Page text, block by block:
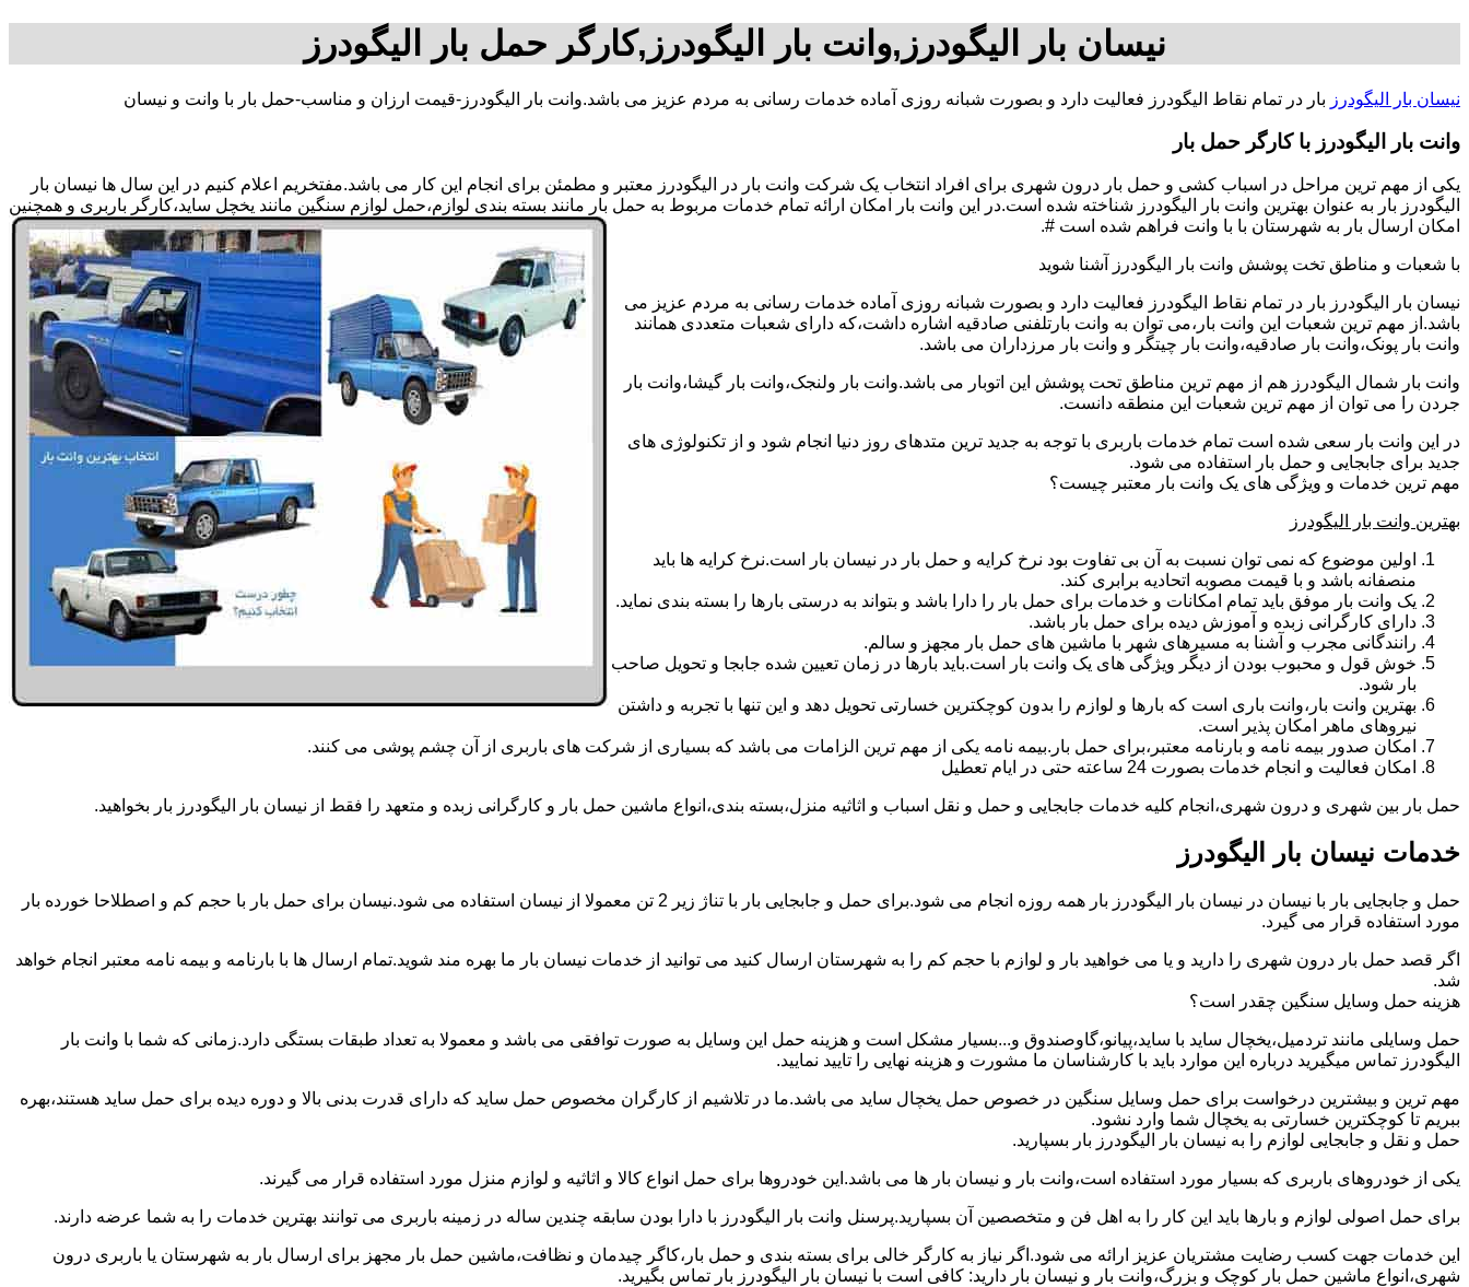
نیسان بار الیگودرز,وانت بار الیگودرز,کارگر حمل بار الیگودرز
نیسان بار الیگودرز بار در تمام نقاط الیگودرز فعالیت دارد و بصورت شبانه روزی آماده خدمات رسانی به مردم عزیز می باشد.وانت بار الیگودرز-قیمت ارزان و مناسب-حمل بار با وانت و نیسان
وانت بار الیگودرز با کارگر حمل بار
یکی از مهم ترین مراحل در اسباب کشی و حمل بار درون شهری برای افراد انتخاب یک شرکت وانت بار در الیگودرز معتبر و مطمئن برای انجام این کار می باشد.مفتخریم اعلام کنیم در این سال ها نیسان بار
الیگودرز بار به عنوان بهترین وانت بار الیگودرز شناخته شده است.در این وانت بار امکان ارائه تمام خدمات مربوط به حمل بار مانند بسته بندی لوازم،حمل لوازم سنگین مانند یخچل ساید،کارگر باربری و همچنین
امکان ارسال بار به شهرستان با با وانت فراهم شده است #.
با شعبات و مناطق تخت پوشش وانت بار الیگودرز آشنا شوید
نیسان بار الیگودرز بار در تمام نقاط الیگودرز فعالیت دارد و بصورت شبانه روزی آماده خدمات رسانی به مردم عزیز می
باشد.از مهم ترین شعبات این وانت بار،می توان به وانت بارتلفنی صادقیه اشاره داشت،که دارای شعبات متعددی همانند
وانت بار پونک،وانت بار صادقیه،وانت بار چیتگر و وانت بار مرزداران می باشد.
وانت بار شمال الیگودرز هم از مهم ترین مناطق تحت پوشش این اتوبار می باشد.وانت بار ولنجک،وانت بار گیشا،وانت بار
جردن را می توان از مهم ترین شعبات این منطقه دانست.
در این وانت بار سعی شده است تمام خدمات باربری با توجه به جدید ترین متدهای روز دنیا انجام شود و از تکنولوژی های
جدید برای جابجایی و حمل بار استفاده می شود.
مهم ترین خدمات و ویژگی های یک وانت بار معتبر چیست؟
بهترین وانت بار الیگودرز
اولین موضوع که نمی توان نسبت به آن بی تفاوت بود نرخ کرایه و حمل بار در نیسان بار است.نرخ کرایه ها باید
منصفانه باشد و با قیمت مصوبه اتحادیه برابری کند.
یک وانت بار موفق باید تمام امکانات و خدمات برای حمل بار را دارا باشد و بتواند به درستی بارها را بسته بندی نماید.
دارای کارگرانی زبده و آموزش دیده برای حمل بار باشد.
رانندگانی مجرب و آشنا به مسیرهای شهر با ماشین های حمل بار مجهز و سالم.
خوش قول و محبوب بودن از دیگر ویژگی های یک وانت بار است.باید بارها در زمان تعیین شده جابجا و تحویل صاحب
بار شود.
بهترین وانت بار،وانت باری است که بارها و لوازم را بدون کوچکترین خسارتی تحویل دهد و این تنها با تجربه و داشتن
نیروهای ماهر امکان پذیر است.
امکان صدور بیمه نامه و بارنامه معتبر،برای حمل بار.بیمه نامه یکی از مهم ترین الزامات می باشد که بسیاری از شرکت های باربری از آن چشم پوشی می کنند.
امکان فعالیت و انجام خدمات بصورت 24 ساعته حتی در ایام تعطیل
حمل بار بین شهری و درون شهری،انجام کلیه خدمات جابجایی و حمل و نقل اسباب و اثاثیه منزل،بسته بندی،انواع ماشین حمل بار و کارگرانی زبده و متعهد را فقط از نیسان بار الیگودرز بار بخواهید.
خدمات نیسان بار الیگودرز
حمل و جابجایی بار با نیسان در نیسان بار الیگودرز بار همه روزه انجام می شود.برای حمل و جابجایی بار با تناژ زیر 2 تن معمولا از نیسان استفاده می شود.نیسان برای حمل بار با حجم کم و اصطلاحا خورده بار
مورد استفاده قرار می گیرد.
اگر قصد حمل بار درون شهری را دارید و یا می خواهید بار و لوازم با حجم کم را به شهرستان ارسال کنید می توانید از خدمات نیسان بار ما بهره مند شوید.تمام ارسال ها با بارنامه و بیمه نامه معتبر انجام خواهد
شد.
هزینه حمل وسایل سنگین چقدر است؟
حمل وسایلی مانند تردمیل،یخچال ساید با ساید،پیانو،گاوصندوق و...بسیار مشکل است و هزینه حمل این وسایل به صورت توافقی می باشد و معمولا به تعداد طبقات بستگی دارد.زمانی که شما با وانت بار
الیگودرز تماس میگیرید درباره این موارد باید با کارشناسان ما مشورت و هزینه نهایی را تایید نمایید.
مهم ترین و بیشترین درخواست برای حمل وسایل سنگین در خصوص حمل یخچال ساید می باشد.ما در تلاشیم از کارگران مخصوص حمل ساید که دارای قدرت بدنی بالا و دوره دیده برای حمل ساید هستند،بهره
ببریم تا کوچکترین خسارتی به یخچال شما وارد نشود.
حمل و نقل و جابجایی لوازم را به نیسان بار الیگودرز بار بسپارید.
یکی از خودروهای باربری که بسیار مورد استفاده است،وانت بار و نیسان بار ها می باشد.این خودروها برای حمل انواع کالا و اثاثیه و لوازم منزل مورد استفاده قرار می گیرند.
برای حمل اصولی لوازم و بارها باید این کار را به اهل فن و متخصصین آن بسپارید.پرسنل وانت بار الیگودرز با دارا بودن سابقه چندین ساله در زمینه باربری می توانند بهترین خدمات را به شما عرضه دارند.
این خدمات جهت کسب رضایت مشتریان عزیز ارائه می شود.اگر نیاز به کارگر خالی برای بسته بندی و حمل بار،کاگر چیدمان و نظافت،ماشین حمل بار مجهز برای ارسال بار به شهرستان یا باربری درون
شهری،انواع ماشین حمل بار کوچک و بزرگ،وانت بار و نیسان بار دارید: کافی است با نیسان بار الیگودرز بار تماس بگیرید.